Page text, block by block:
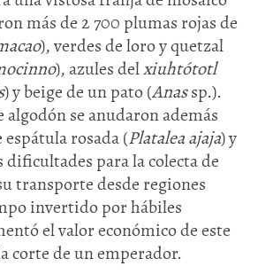
más de 2 700 plumas rojas de
), verdes de loro y quetzal
), azules delxiuhtótotl
) y beige de un pato (Anassp.).
se anudaron además
rosada (Platalea ajaja) y
dificultades para la colecta de
transporte desde regiones
invertido por hábiles
el valor económico de este
corte de un emperador.